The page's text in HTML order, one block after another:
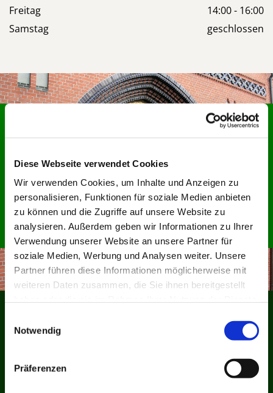
Diese Webseite verwendet Cookies
Wir verwenden Cookies, um Inhalte und Anzeigen zu
personalisieren, Funktionen für soziale Medien anbieten
zu können und die Zugriffe auf unsere Website zu
analysieren. Außerdem geben wir Informationen zu Ihrer
Verwendung unserer Website an unsere Partner für
soziale Medien, Werbung und Analysen weiter. Unsere
Partner führen diese Informationen möglicherweise mit
weiteren Daten zusammen, die Sie ihnen bereitgestellt
Notwendig
Präferenzen
Freitag
14:00 - 16:00
Samstag
geschlossen
Ansprechpersonen
Die Aue ist für Sie da. Die richtige
Hier finden